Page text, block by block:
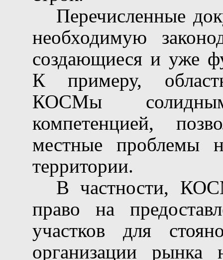
Перечисленные
необходимую
создающиеся и уже
К примеру,
КОСМы
компетенцией,
местные проблемы
территории.
В частности,
право на
участков для
организации рынка